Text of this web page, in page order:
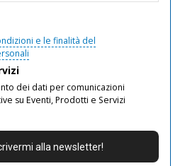
e le finalità del
dei dati per comunicazioni
su Eventi, Prodotti e Servizi